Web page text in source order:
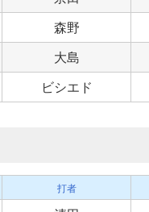
森野
大島
ビシエド
打者